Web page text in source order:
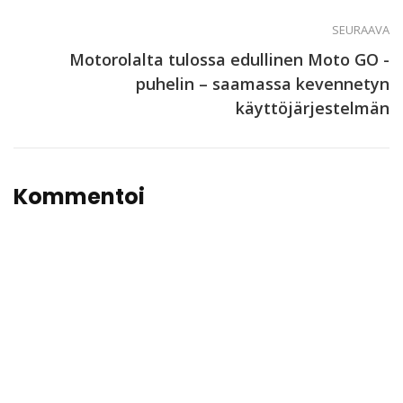
SEURAAVA
Motorolalta tulossa edullinen Moto GO -
puhelin – saamassa kevennetyn
käyttöjärjestelmän
Kommentoi